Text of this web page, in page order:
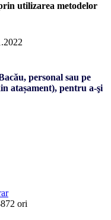
utilizarea metodelor
personal sau pe
atașament), pentru a-şi
ori